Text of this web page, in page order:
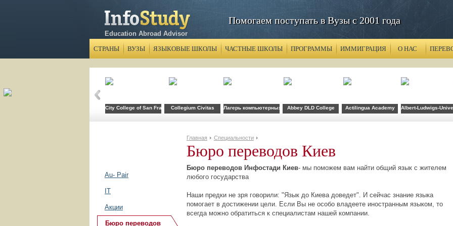
Education Abroad Advisor
Помогаем поступать в Вузы с 2001 года
СТРАНЫ ВУЗЫ ЯЗЫКОВЫЕ ШКОЛЫ ЧАСТНЫЕ ШКОЛЫ ПРОГРАММЫ ИММИГРАЦИЯ О НАС
City College of San FranciscoCollegium Civitas Лагерь компьютерных технологий FLS при CSU Fullerton
Abbey DLD College Actilingua Academy Albert-Ludwigs-
Au- Pair
IT
Акции
Бюро переводов
Главная Специальности
Бюро переводов Киев
Бюро переводов Инфостади Киев- мы поможем вам найти общий язык с жителем
любого государства
Наши предки не зря говорили: "Язык до Киева доведет". И сейчас знание языка
помогает в достижении цели. Если Вы не особо владеете иностранным языком, то
всегда можно обратиться к специалистам нашей компании.